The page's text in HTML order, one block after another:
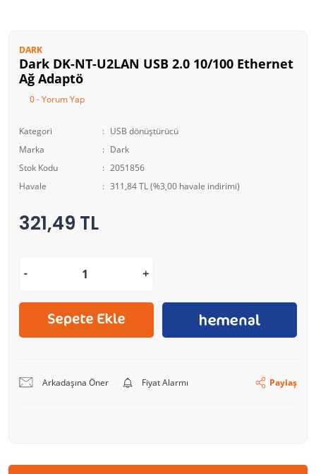
DARK
Dark DK-NT-U2LAN USB 2.0 10/100 Ethernet
Ağ Adaptö
0 - Yorum Yap
Kategori
USB dönüştürücü
Marka
Dark
Stok Kodu
2051856
Havale
311,84 TL (%3,00 havale indirimi)
321,49 TL
Arkadaşına Öner Fiyat Alarmı Paylaş